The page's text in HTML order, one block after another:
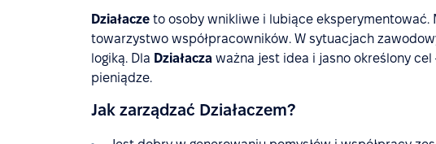
Działacze to osoby wnikliwe i lubiące eksperymentować.
towarzystwo współpracowników. W sytuacjach
logiką. Dla Działacza ważna jest idea i jasno określony cel
pieniądze.
Jak zarządzać Działaczem?